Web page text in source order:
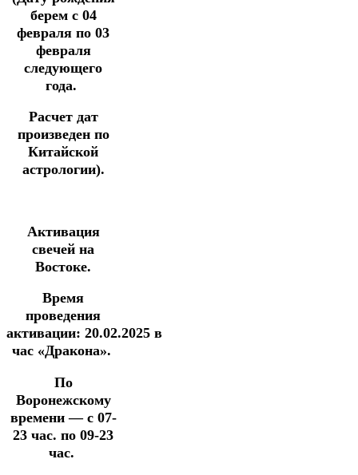
берем с 04
февраля по 03
февраля
следующего
года.
Расчет дат
произведен по
Китайской
астрологии).
Активация
свечей на
Востоке.
Время
проведения
активации: 20.02.2025 в
час «Дракона».
По
Воронежскому
времени — с 07-
23 час. по 09-23
час.